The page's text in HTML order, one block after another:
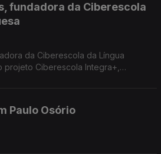
fundadora da Ciberescola
da Ciberescola da Língua
projeto Ciberescola Integra+,
Paulo Osório